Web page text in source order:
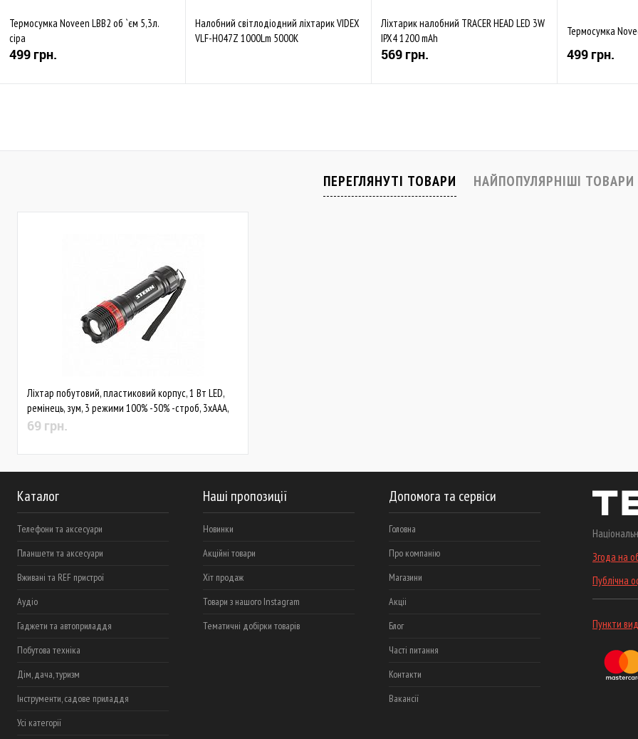
Термосумка Noveen LBB2 об `єм 5,3л.
сіра
499 грн.
Налобний світлодіодний ліхтарик VIDEX
VLF-H047Z 1000Lm 5000K
Ліхтарик налобний TRACER HEAD LED 3W
IPX4 1200 mAh
569 грн.
Термосумка
499 грн.
ПЕРЕГЛЯНУТІ ТОВАРИ НАЙПОПУЛЯРНІШІ ТОВАРИ
Ліхтар побутовий, пластиковий корпус, 1 Вт LED,
ремінець, зум, 3 режими 100% -50% -строб, 3хААА,
Stern (90570)
69 грн.
Каталог
Телефони та аксесуари
Планшети та аксесуари
Вживані та REF пристрої
Аудіо
Гаджети та автоприладдя
Побутова техніка
Дім, дача, туризм
Інструменти, садове приладдя
Усі категорії
Наші пропозиції
Новинки
Акційні товари
Хіт продаж
Товари з нашого Instagram
Тематичні добірки товарів
Допомога та сервіси
Головна
Про компанію
Магазини
Акціі
Блог
Часті питання
Контакти
Вакансії
Згода на
Публічна
Пункти